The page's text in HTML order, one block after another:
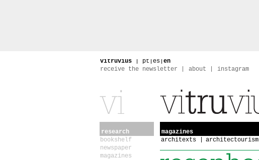
vitruvius | pt | es | en
receive the newsletter
about instagram
research
bookshelf
newspaper
magazines
magazines
architexts
architectourism